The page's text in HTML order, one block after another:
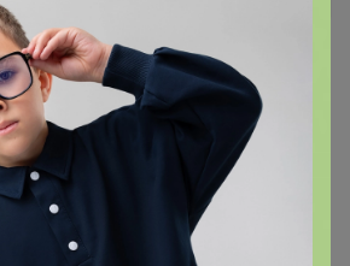
забыла, как стыдно